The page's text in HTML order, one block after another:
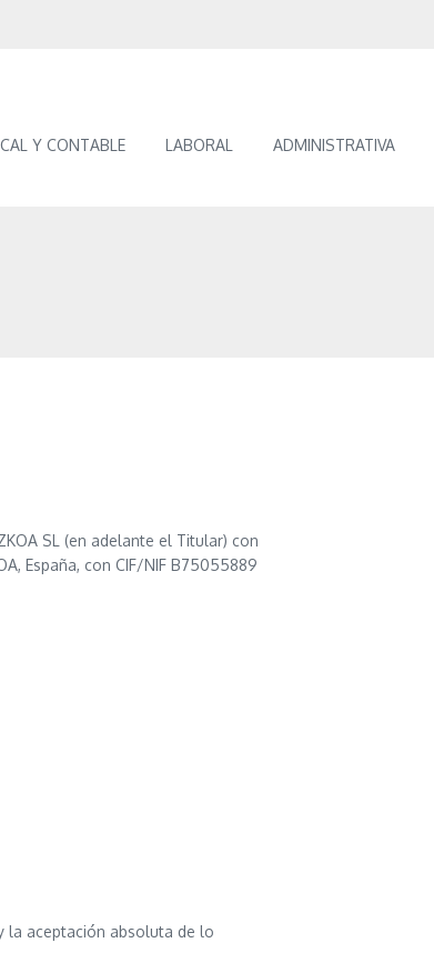
Y CONTABLE LABORAL ADMINISTRATIVA
SL (en adelante el Titular) con
España, con CIF/NIF B75055889
la aceptación absoluta de lo